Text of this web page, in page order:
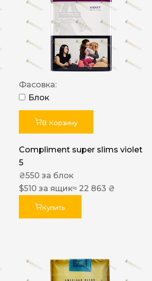
Фасовка:
Блок
В Корзину
Compliment super slims violet
5
₴550 за блок
$510 за ящик≈ 22 863 ₴
Купить